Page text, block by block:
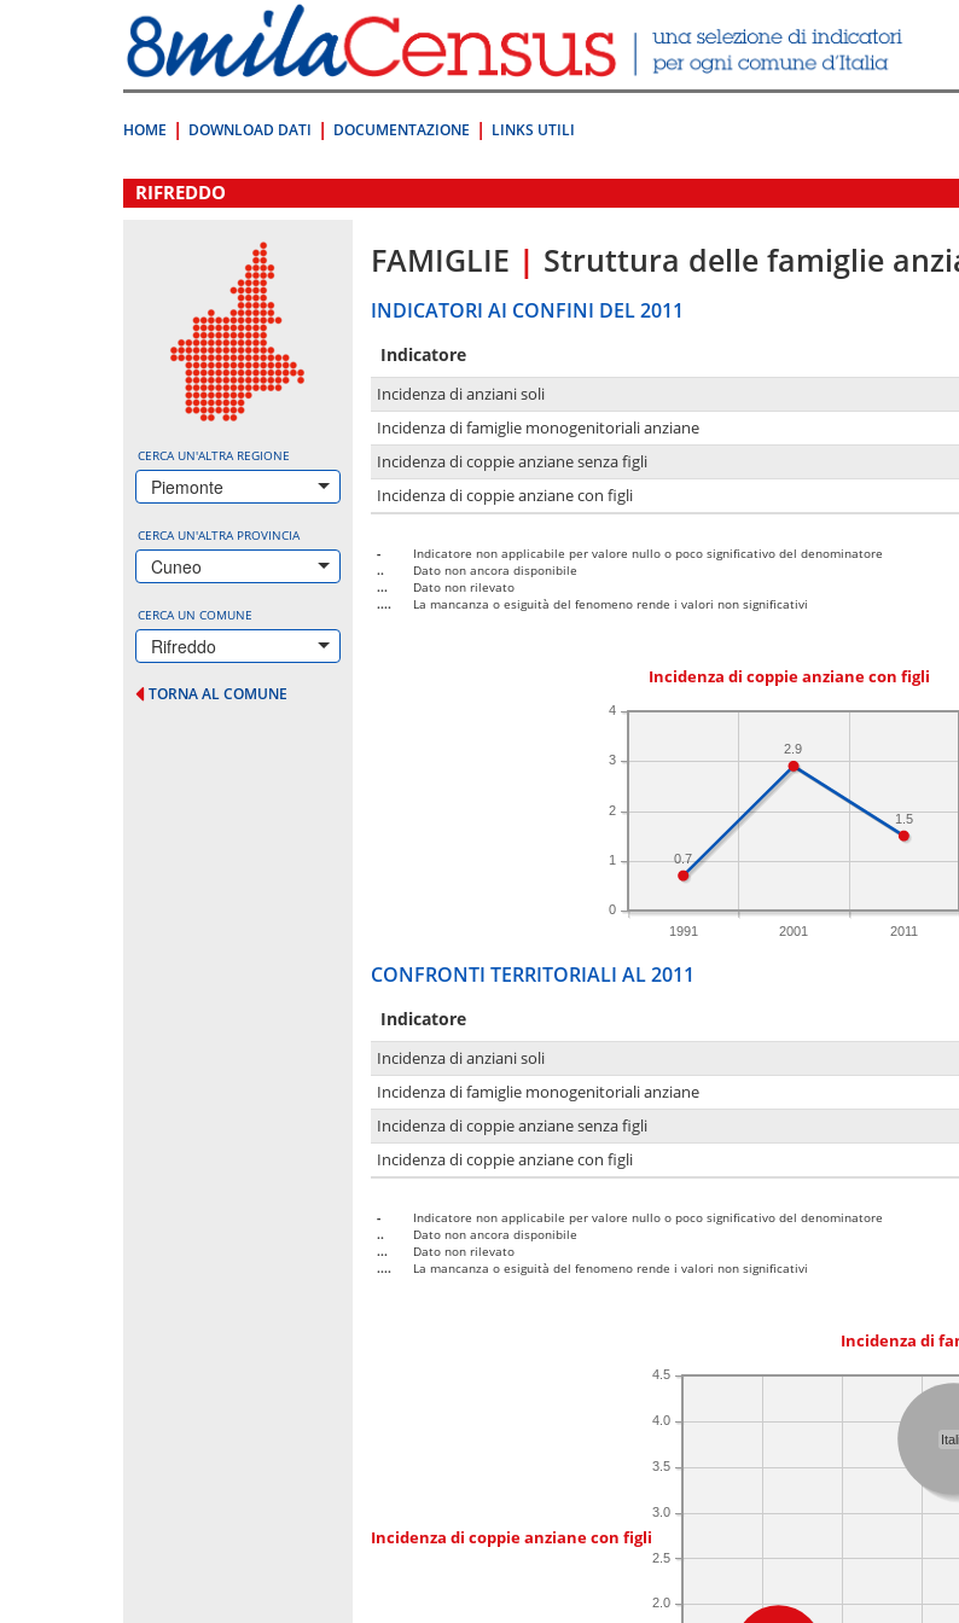
direttamente
a:
Contenuto
HOME DOWNLOAD DATI DOCUMENTAZIONE LINKS UTILI
.
RIFREDDO
CERCA UN'ALTRA REGIONE
Piemonte
CERCA UN'ALTRA PROVINCIA
Cuneo
CERCA UN COMUNE
Rifreddo
TORNA AL COMUNE
FAMIGLIE | Struttura delle famiglie
INDICATORI AI CONFINI DEL 2011
Indicatore
Incidenza di anziani soli
Incidenza di famiglie monogenitoriali anziane
Incidenza di coppie anziane senza figli
Incidenza di coppie anziane con figli
-
Indicatore non applicabile per valore nullo o poco significativo del denominatore
..
Dato non ancora disponibile
...
Dato non rilevato
....
La mancanza o esiguità del fenomeno rende i valori non significativi
Incidenza di coppie anziane con figli
1991 2001 2011
0
1
2
3
4
1.5
2.9
0.7
CONFRONTI TERRITORIALI AL 2011
Indicatore
Incidenza di anziani soli
Incidenza di famiglie monogenitoriali anziane
Incidenza di coppie anziane senza figli
Incidenza di coppie anziane con figli
-
Indicatore non applicabile per valore nullo o poco significativo del denominatore
..
Dato non ancora disponibile
...
Dato non rilevato
....
La mancanza o esiguità del fenomeno rende i valori non significativi
Incidenza di
Incidenza di coppie anziane con figli
2.0
2.5
3.0
3.5
4.0
4.5